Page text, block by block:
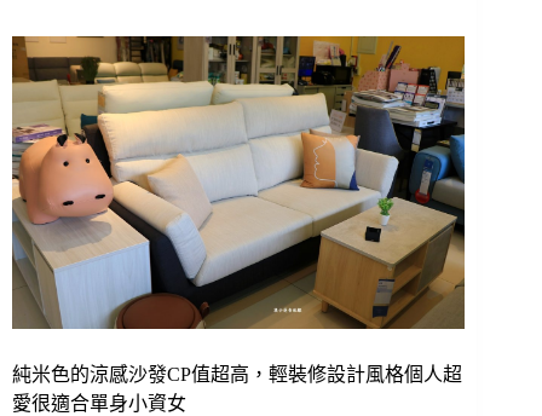
純米色的涼感沙發CP值超高，輕裝修設計風格個人超
愛很適合單身小資女